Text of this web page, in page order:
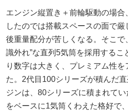
エンジン縦置き＋前輪駆動の場合
したのでは搭載スペースの面で
後重量配分が苦しくなる。そこで
識外れ”な直列5気筒を採用するこ
り数字は大きく、プレミアム性
た。2代目100シリーズが積んだ
ジンは、80シリーズに積まれて
をベースに1気筒くわえた格好で